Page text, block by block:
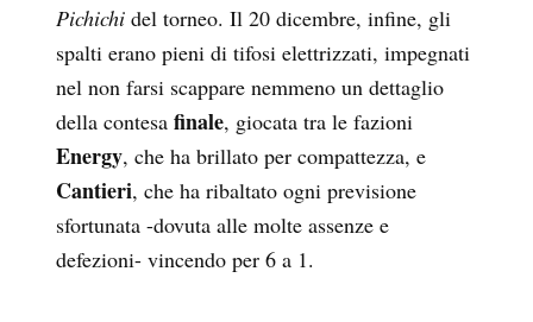
Pichichi del torneo. Il 20 dicembre, infine, gli
spalti erano pieni di tifosi elettrizzati, impegnati
nel non farsi scappare nemmeno un dettaglio
della contesa finale, giocata tra le fazioni
Energy, che ha brillato per compattezza, e
Cantieri, che ha ribaltato ogni previsione
sfortunata -dovuta alle molte assenze e
defezioni- vincendo per 6 a 1.